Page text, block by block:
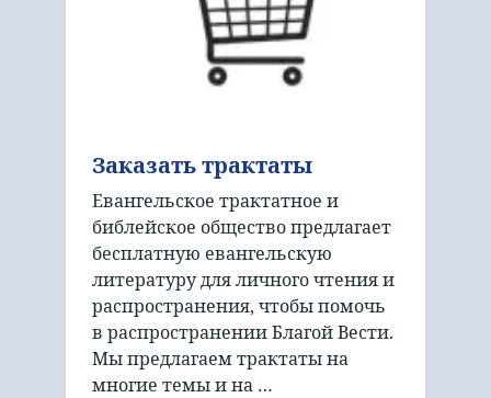
Заказать трактаты
Евангельское трактатное и
библейское общество предлагает
бесплатную евангельскую
литературу для личного чтения и
распространения, чтобы помочь
в распространении Благой Вести.
Мы предлагаем трактаты на
многие темы и на …